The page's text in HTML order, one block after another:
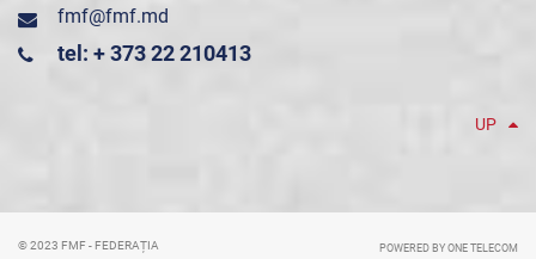
fmf@fmf.md
tel: + 373 22 210413
UP
© 2023 FMF - FEDERAȚIA
POWERED BY ONE TELECOM